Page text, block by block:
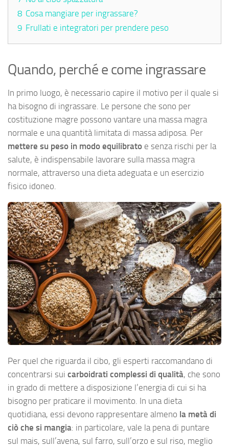
8 Cosa mangiare per ingrassare?
9 Frullati e integratori per prendere peso
Quando, perché e come ingrassare
In primo luogo, è necessario capire il motivo per il quale si
ha bisogno di ingrassare. Le persone che sono per
costituzione magre possono vantare una massa magra
normale e una quantità limitata di massa adiposa. Per
mettere su peso in modo equilibrato e senza rischi per la
salute, è indispensabile lavorare sulla massa magra
normale, attraverso una dieta adeguata e un esercizio
fisico idoneo.
Per quel che riguarda il cibo, gli esperti raccomandano di
concentrarsi sui carboidrati complessi di qualità, che sono
in grado di mettere a disposizione l’energia di cui si ha
bisogno per praticare il movimento. In una dieta
quotidiana, essi devono rappresentare almeno la metà di
ciò che si mangia: in particolare, vale la pena di puntare
sul mais, sull’avena, sul farro, sull’orzo e sul riso, meglio